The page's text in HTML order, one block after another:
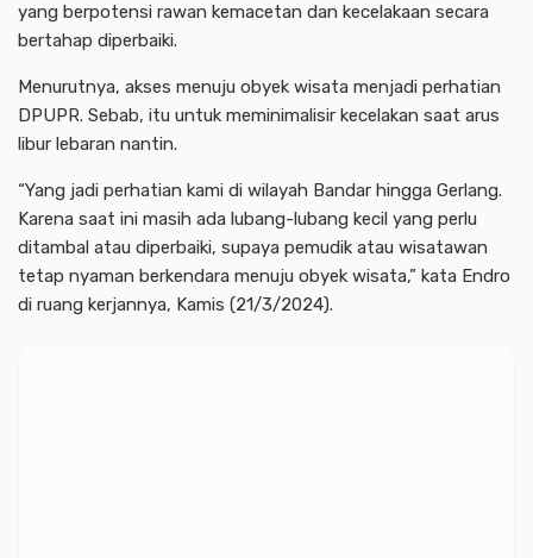
yang berpotensi rawan kemacetan dan kecelakaan secara
bertahap diperbaiki.
Menurutnya, akses menuju obyek wisata menjadi perhatian
DPUPR. Sebab, itu untuk meminimalisir kecelakan saat arus
libur lebaran nantin.
“Yang jadi perhatian kami di wilayah Bandar hingga Gerlang.
Karena saat ini masih ada lubang-lubang kecil yang perlu
ditambal atau diperbaiki, supaya pemudik atau wisatawan
tetap nyaman berkendara menuju obyek wisata,” kata Endro
di ruang kerjannya, Kamis (21/3/2024).